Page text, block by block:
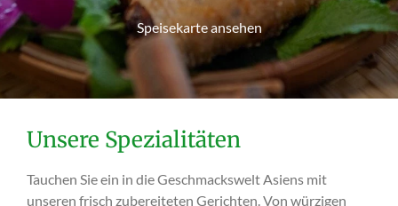
Speisekarte ansehen
Unsere Spezialitäten
Tauchen Sie ein in die Geschmackswelt Asiens mit
unseren frisch zubereiteten Gerichten. Von würzigen